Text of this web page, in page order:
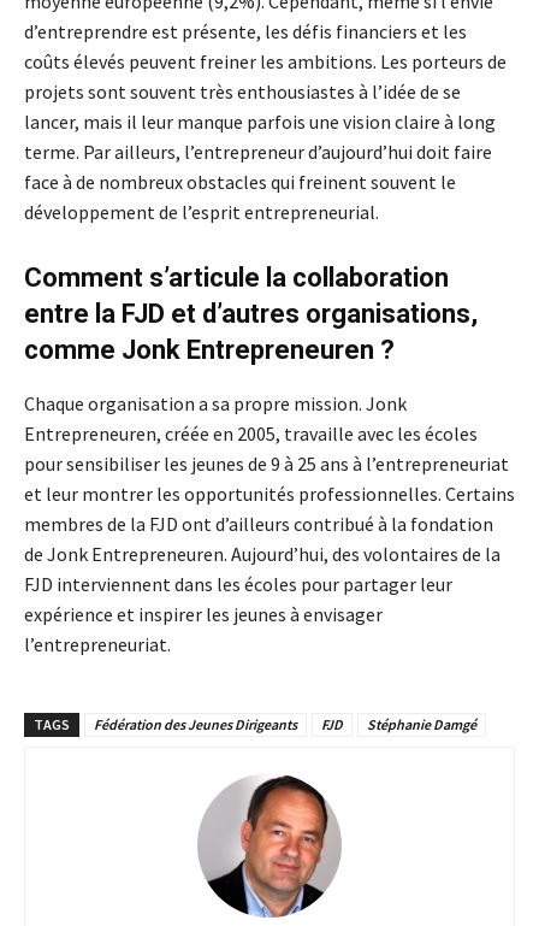
d’entreprendre est présente, les défis financiers et les
coûts élevés peuvent freiner les ambitions. Les porteurs de
projets sont souvent très enthousiastes à l’idée de se
lancer, mais il leur manque parfois une vision claire à long
terme. Par ailleurs, l’entrepreneur d’aujourd’hui doit faire
face à de nombreux obstacles qui freinent souvent le
développement de l’esprit entrepreneurial.
Comment s’articule la collaboration
entre la FJD et d’autres organisations,
comme Jonk Entrepreneuren ?
Chaque organisation a sa propre mission. Jonk
Entrepreneuren, créée en 2005, travaille avec les écoles
pour sensibiliser les jeunes de 9 à 25 ans à l’entrepreneuriat
et leur montrer les opportunités professionnelles. Certains
membres de la FJD ont d’ailleurs contribué à la fondation
de Jonk Entrepreneuren. Aujourd’hui, des volontaires de la
FJD interviennent dans les écoles pour partager leur
expérience et inspirer les jeunes à envisager
l’entrepreneuriat.
TAGS Fédération des Jeunes Dirigeants FJD Stéphanie Damgé